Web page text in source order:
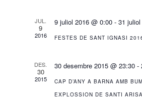
JUL.
9
2016
9 juliol 2016 @ 0:00- 31
FESTES DE SANT IGNASI
DES.
30
2015
30 desembre 2015 @ 23:30-
CAP D’ANY A BARNA AMB
EXPLOSSION DE SANTI